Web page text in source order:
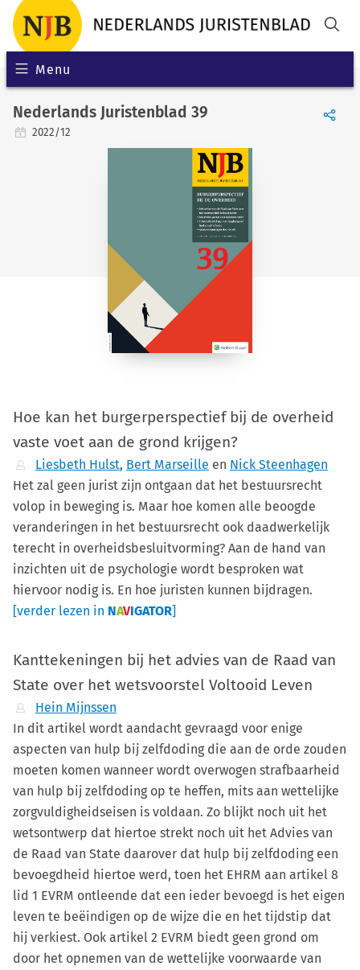
Menu
Nederlands Juristenblad 39
2022/12
Hoe kan het burgerperspectief bij de overheid
vaste voet aan de grond krijgen?
Liesbeth Hulst, Bert Marseille en Nick Steenhagen
Het zal geen jurist zijn ontgaan dat het bestuursrecht
volop in beweging is. Maar hoe komen alle beoogde
veranderingen in het bestuursrecht ook daadwerkelijk
terecht in overheidsbesluitvorming? Aan de hand van
inzichten uit de psychologie wordt besproken wat
hiervoor nodig is. En hoe juristen kunnen bijdragen.
[verder lezen in NAVIGATOR]
Kanttekeningen bij het advies van de Raad van
State over het wetsvoorstel Voltooid Leven
Hein Mijnssen
In dit artikel wordt aandacht gevraagd voor enige
aspecten van hulp bij zelfdoding die aan de orde zouden
moeten komen wanneer wordt overwogen strafbaarheid
van hulp bij zelfdoding op te heffen, mits aan wettelijke
zorgvuldigheidseisen is voldaan. Zo blijkt noch uit het
wetsontwerp dat hiertoe strekt noch uit het Advies van
de Raad van State daarover dat hulp bij zelfdoding een
bevoegdheid hiertoe werd, toen het EHRM aan artikel 8
lid 1 EVRM ontleende dat een ieder bevoegd is het eigen
leven te beëindigen op de wijze die en het tijdstip dat
hij verkiest. Ook artikel 2 EVRM biedt geen grond om
door het opnemen van de wettelijke voorwaarde van